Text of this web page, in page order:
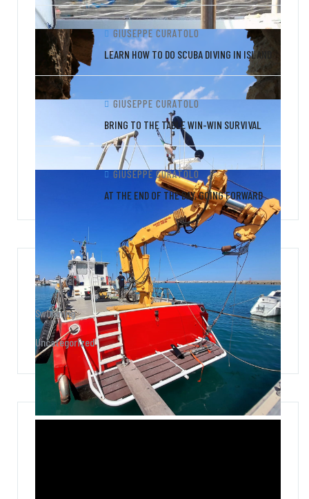
GIUSEPPE CURATOLO
LEARN HOW TO DO SCUBA DIVING IN ISLAND
GIUSEPPE CURATOLO
BRING TO THE TABLE WIN-WIN SURVIVAL
GIUSEPPE CURATOLO
AT THE END OF THE DAY, GOING FORWARD
CATEGORIE
Swimming
Uncategorized